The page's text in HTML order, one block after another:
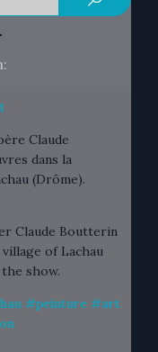
Claude
dans la
(Drôme).
Claude Boutterin
of Lachau
show.
#peinture #art